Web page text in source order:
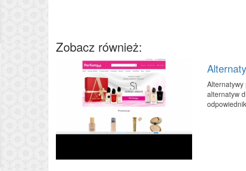
Zobacz również:
alternatyw